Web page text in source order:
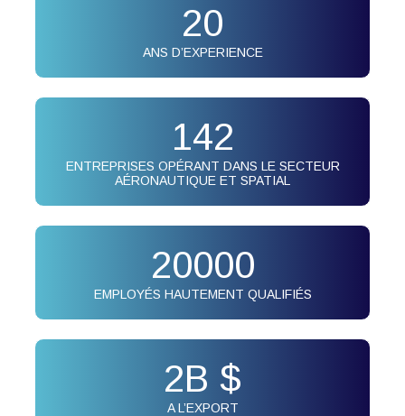
20
ANS D’EXPERIENCE
142
ENTREPRISES OPÉRANT DANS LE SECTEUR
AÉRONAUTIQUE ET SPATIAL
20000
EMPLOYÉS HAUTEMENT QUALIFIÉS
2B $
A L’EXPORT